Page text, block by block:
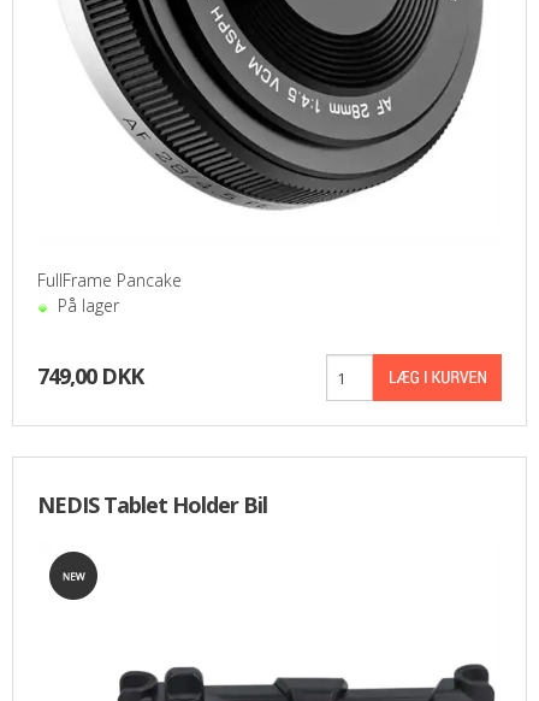
FullFrame Pancake
På lager
749,00 DKK
NEDIS Tablet Holder Bil